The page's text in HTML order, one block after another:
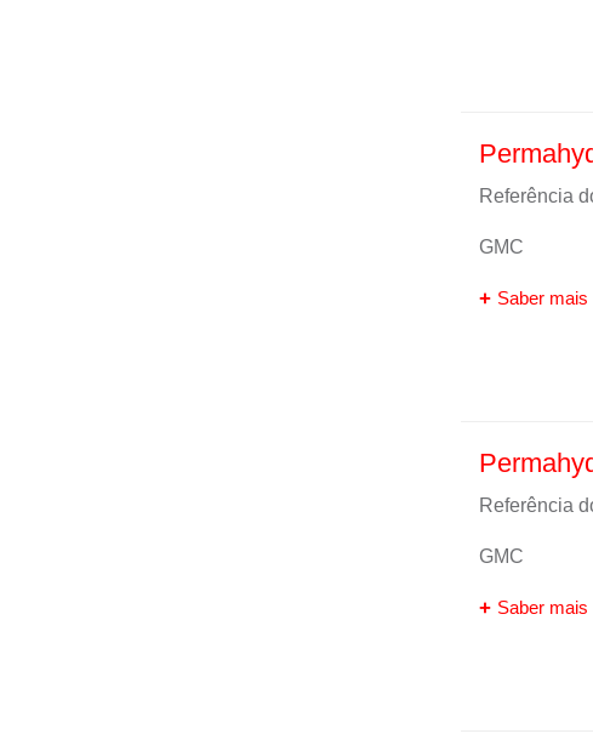
Referência
GMC
Saber mais
Referência
GMC
Saber mais